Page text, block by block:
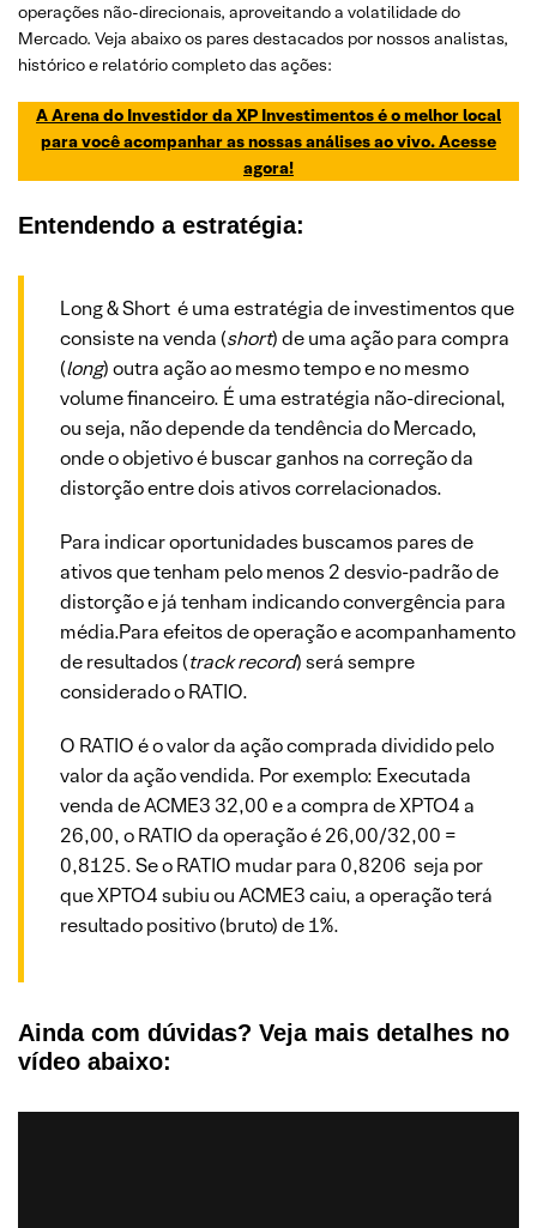
operações não-direcionais, aproveitando a volatilidade do
Mercado. Veja abaixo os pares destacados por nossos analistas,
histórico e relatório completo das ações:
A Arena do Investidor da XP Investimentos é o melhor local
para você acompanhar as nossas análises ao vivo. Acesse
agora!
Entendendo a estratégia:
Long & Short é uma estratégia de investimentos que
consiste na venda (short) de uma ação para compra
(long) outra ação ao mesmo tempo e no mesmo
volume financeiro. É uma estratégia não-direcional,
ou seja, não depende da tendência do Mercado,
onde o objetivo é buscar ganhos na correção da
distorção entre dois ativos correlacionados.
Para indicar oportunidades buscamos pares de
ativos que tenham pelo menos 2 desvio-padrão de
distorção e já tenham indicando convergência para
média.Para efeitos de operação e acompanhamento
de resultados (track record) será sempre
considerado o RATIO.
O RATIO é o valor da ação comprada dividido pelo
valor da ação vendida. Por exemplo: Executada
venda de ACME3 32,00 e a compra de XPTO4 a
26,00, o RATIO da operação é 26,00/32,00 =
0,8125. Se o RATIO mudar para 0,8206 seja por
que XPTO4 subiu ou ACME3 caiu, a operação terá
resultado positivo (bruto) de 1%.
Ainda com dúvidas? Veja mais detalhes no
vídeo abaixo: